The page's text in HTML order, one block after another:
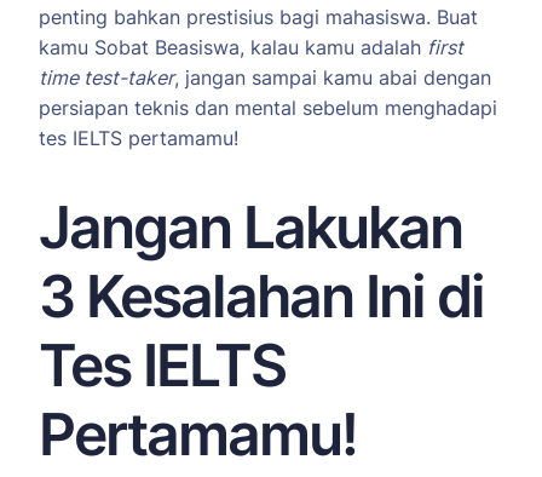
penting bahkan prestisius bagi mahasiswa. Buat
kamu Sobat Beasiswa, kalau kamu adalah first
time test-taker, jangan sampai kamu abai dengan
persiapan teknis dan mental sebelum menghadapi
tes IELTS pertamamu!
Jangan Lakukan
3 Kesalahan Ini di
Tes IELTS
Pertamamu!